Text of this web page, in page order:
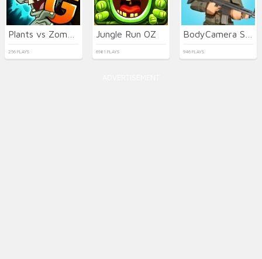
256 PLAYS
Jungle Run OZ
6981 PLAYS 946 PLAYS